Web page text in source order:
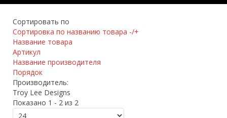
Сортировать по
Сортировка по названию товара -/+
Название товара
Артикул
Название производителя
Порядок
Производитель:
Troy Lee Designs
Показано 1 - 2 из 2